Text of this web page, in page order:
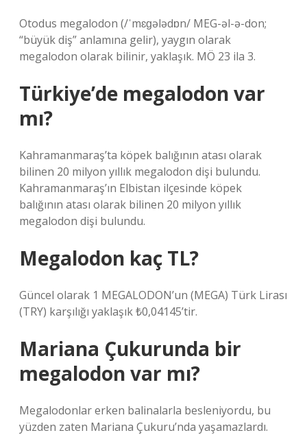
Otodus megalodon (/ˈmɛɡələdɒn/ MEG-əl-ə-don;
“büyük diş” anlamına gelir), yaygın olarak
megalodon olarak bilinir, yaklaşık. MÖ 23 ila 3.
Türkiye’de megalodon var
mı?
Kahramanmaraş’ta köpek balığının atası olarak
bilinen 20 milyon yıllık megalodon dişi bulundu.
Kahramanmaraş’ın Elbistan ilçesinde köpek
balığının atası olarak bilinen 20 milyon yıllık
megalodon dişi bulundu.
Megalodon kaç TL?
Güncel olarak 1 MEGALODON’un (MEGA) Türk Lirası
(TRY) karşılığı yaklaşık ₺0,04145’tir.
Mariana Çukurunda bir
megalodon var mı?
Megalodonlar erken balinalarla besleniyordu, bu
yüzden zaten Mariana Çukuru’nda yaşamazlardı.